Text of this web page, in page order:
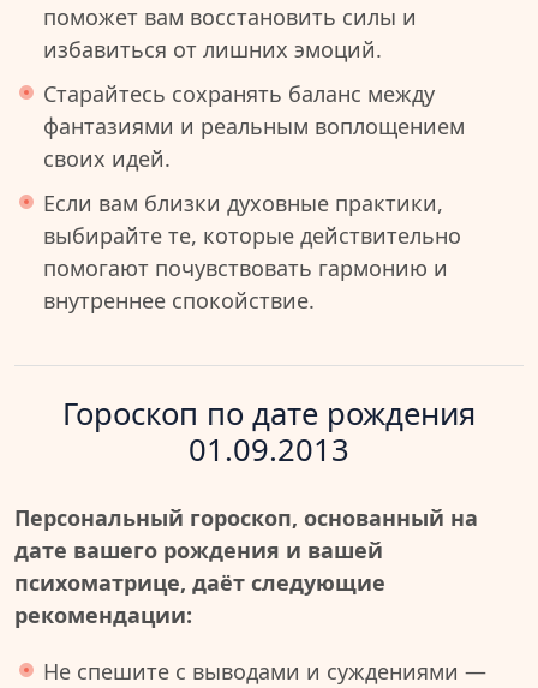
поможет вам восстановить силы и
избавиться от лишних эмоций.
Старайтесь сохранять баланс между
фантазиями и реальным воплощением
своих идей.
Если вам близки духовные практики,
выбирайте те, которые действительно
помогают почувствовать гармонию и
внутреннее спокойствие.
Гороскоп по дате рождения
01.09.2013
Персональный гороскоп, основанный на
дате вашего рождения и вашей
психоматрице, даёт следующие
рекомендации:
Не спешите с выводами и суждениями —